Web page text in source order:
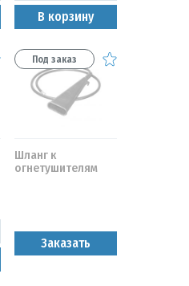
В корзину
Под заказ
Шланг к
огнетушителям
Заказать